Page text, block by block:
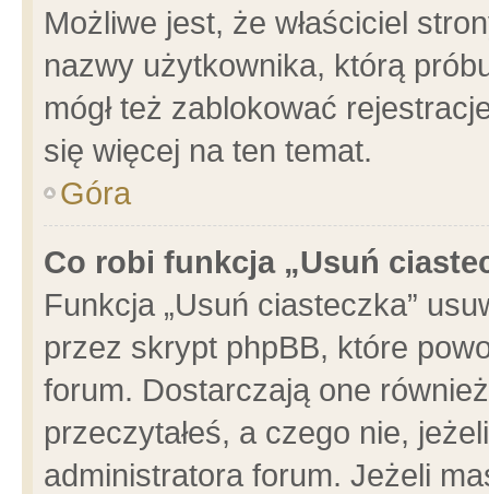
Możliwe jest, że właściciel
nazwy użytkownika, którą
mógł też zablokować
się więcej na ten temat.
Góra
Co robi funkcja „Usuń
Funkcja „Usuń ciasteczka”
przez skrypt phpBB, które
forum. Dostarczają one
przeczytałeś, a czego nie,
administratora forum. Jeżeli